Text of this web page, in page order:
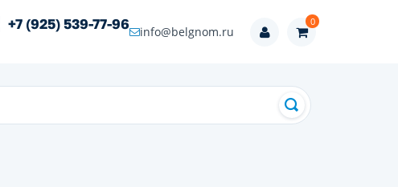
+7 (925) 539-77-96 info@belgnom.ru
0